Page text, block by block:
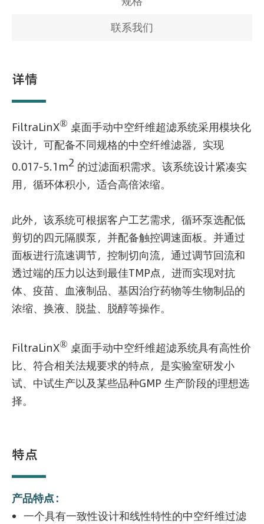
联系我们
详情
FiltraLinX® 桌面手动中空纤维超滤系统采用模块化
设计，可配备不同规格的中空纤维滤器，实现
0.017-5.1m2 的过滤面积需求。该系统设计紧凑实
用，循环体积小，适合高倍浓缩。
此外，该系统可根据客户工艺需求，循环泵选配低
剪切的四元隔膜泵，并配备触控调速面板。并通过
面板进行流速调节，控制切向流，通过调节回流和
透过端的压力以达到最佳TMP点，进而实现对抗
体、疫苗、血液制品、基因治疗药物等生物制品的
浓缩、换液、脱盐、脱醇等操作。
FiltraLinX® 桌面手动中空纤维超滤系统具有高性价
比、符合相关法规要求的特点，是实验室研发小
试、中试生产以及某些品种GMP 生产阶段的理想选
择。
特点
产品特点：
一个具有一致性设计和线性特性的中空纤维过滤